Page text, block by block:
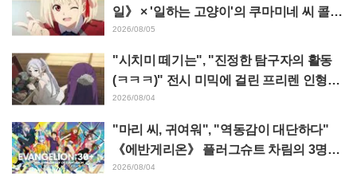
일》 × '일하는 고양이'의 쿠마미네 씨 콜라
보 발표에 "좋아!" 반응 잇따라
2026/08/05
"시치미 떼기는", "진정한 탐구자의 활동
(ㅋㅋㅋ)" 전시 미믹에 걸린 프리렌 인형에
태클 쇄도 《장송의 프리렌》
2026/08/04
"마리 씨, 귀여워", "역동감이 대단하다"
《에반게리온》 플러그슈트 차림의 3명을
그린 마츠바라 히데노리 씨의 아름다운 드
2026/08/04